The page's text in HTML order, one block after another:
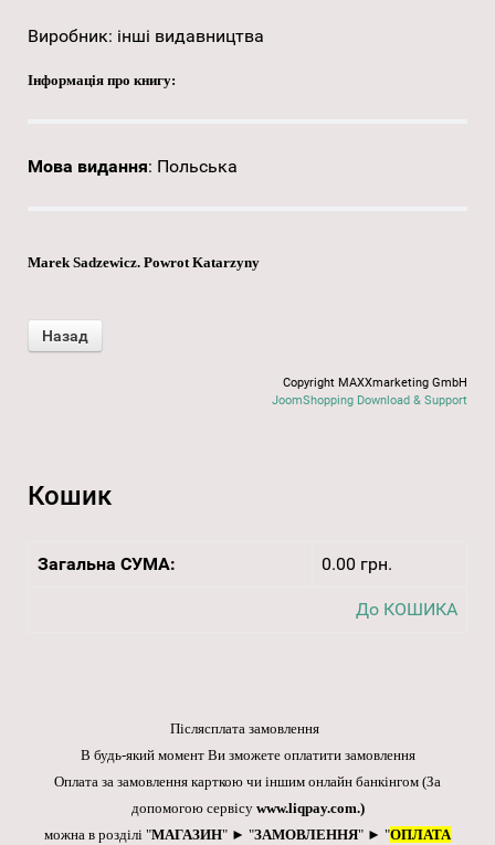
Виробник: інші видавництва
Інформація про книгу:
Мова видання: Польська
Marek Sadzewicz. Powrot Katarzyny
Copyright MAXXmarketing GmbH
JoomShopping Download & Support
Кошик
Загальна СУМА: 0.00 грн.
До КОШИКА
Післясплата замовлення
В будь-який момент Ви зможете оплатити замовлення
Оплата за замовлення карткою чи іншим онлайн банкінгом (За
допомогою сервісу www.liqpay.com.)
можна в розділі "МАГАЗИН" ► "ЗАМОВЛЕННЯ" ► "ОПЛАТА